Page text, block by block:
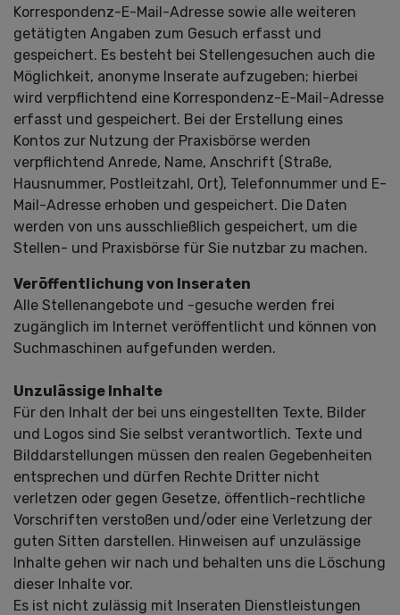
Korrespondenz-E-Mail-Adresse sowie alle weiteren
getätigten Angaben zum Gesuch erfasst und
gespeichert. Es besteht bei Stellengesuchen auch die
Möglichkeit, anonyme Inserate aufzugeben; hierbei
wird verpflichtend eine Korrespondenz-E-Mail-Adresse
erfasst und gespeichert. Bei der Erstellung eines
Kontos zur Nutzung der Praxisbörse werden
verpflichtend Anrede, Name, Anschrift (Straße,
Hausnummer, Postleitzahl, Ort), Telefonnummer und E-
Mail-Adresse erhoben und gespeichert. Die Daten
werden von uns ausschließlich gespeichert, um die
Stellen- und Praxisbörse für Sie nutzbar zu machen.
Veröffentlichung von Inseraten
Alle Stellenangebote und -gesuche werden frei
zugänglich im Internet veröffentlicht und können von
Suchmaschinen aufgefunden werden.
Unzulässige Inhalte
Für den Inhalt der bei uns eingestellten Texte, Bilder
und Logos sind Sie selbst verantwortlich. Texte und
Bilddarstellungen müssen den realen Gegebenheiten
entsprechen und dürfen Rechte Dritter nicht
verletzen oder gegen Gesetze, öffentlich-rechtliche
Vorschriften verstoßen und/oder eine Verletzung der
guten Sitten darstellen. Hinweisen auf unzulässige
Inhalte gehen wir nach und behalten uns die Löschung
dieser Inhalte vor.
Es ist nicht zulässig mit Inseraten Dienstleistungen